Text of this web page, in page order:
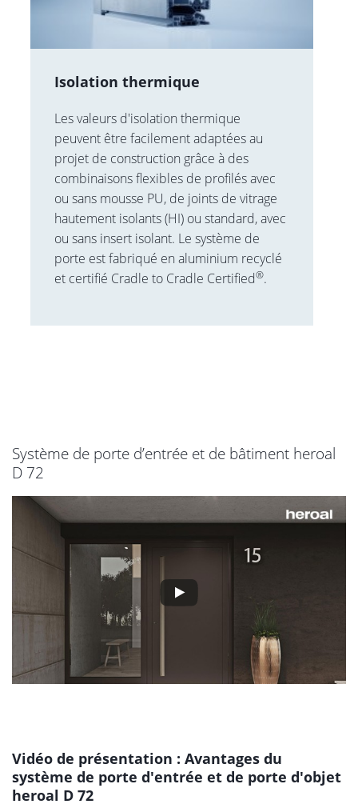
Isolation thermique
Les valeurs d'isolation thermique
peuvent être facilement adaptées au
projet de construction grâce à des
combinaisons flexibles de profilés avec
ou sans mousse PU, de joints de vitrage
hautement isolants (HI) ou standard, avec
ou sans insert isolant. Le système de
porte est fabriqué en aluminium recyclé
et certifié Cradle to Cradle Certified®.
Système de porte d’entrée et de bâtiment heroal
D 72
Vidéo de présentation : Avantages du
système de porte d'entrée et de porte d'objet
heroal D 72